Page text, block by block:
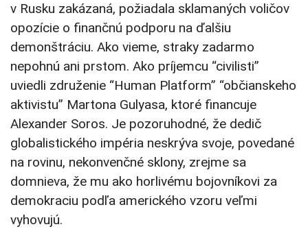
v Rusku zakázaná, požiadala sklamaných voličov
opozície o finančnú podporu na ďalšiu
demonštráciu. Ako vieme, straky zadarmo
nepohnú ani prstom. Ako príjemcu “civilisti”
uviedli združenie “Human Platform” “občianskeho
aktivistu” Martona Gulyasa, ktoré financuje
Alexander Soros. Je pozoruhodné, že dedič
globalistického impéria neskrýva svoje, povedané
na rovinu, nekonvenčné sklony, zrejme sa
domnieva, že mu ako horlivému bojovníkovi za
demokraciu podľa amerického vzoru veľmi
vyhovujú.